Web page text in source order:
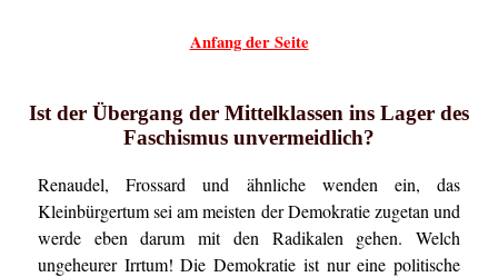
Anfang der Seite
Ist der Übergang der Mittelklassen ins Lager des
Faschismus unvermeidlich?
Renaudel, Frossard und ähnliche wenden ein, das
Kleinbürgertum sei am meisten der Demokratie zugetan und
werde eben darum mit den Radikalen gehen. Welch
ungeheurer Irrtum! Die Demokratie ist nur eine politische